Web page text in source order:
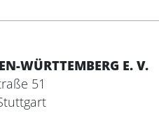
WÜRTTEMBERG E. V.
51